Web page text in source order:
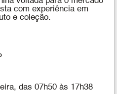
com experiência em
e coleção.
das 07h50 às 17h38